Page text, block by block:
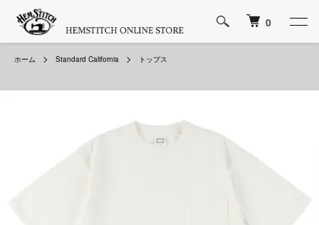
0
ホーム Standard California トップス